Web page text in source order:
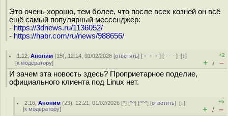
Это очень хорошо, тем более, что после всех козней он всё
ещё самый популярный мессенджер:
- https://3dnews.ru/1136052/
- https://habr.com/ru/news/988656/
1.12 ,Аноним (15), 12:14, 01/02/2026 [ответить] [ ﹢﹢﹢] [ · · ·][↓]
[к модератору]
+2
+ / –
И зачем эта новость здесь? Проприетарное поделие,
официального клиента под Linux нет.
2.16 ,Аноним (23), 12:21, 01/02/2026 [^] [^^] [^^^] [ответить][↓]
[к модератору]
+5
+ / –